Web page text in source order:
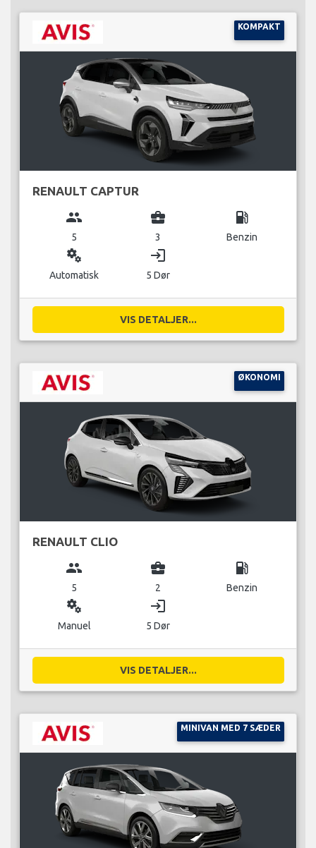
KOMPAKT
RENAULT CAPTUR
group
5
business_center
3
local_gas_station
Benzin
miscellaneous_services
Automatisk
login
5 Dør
VIS DETALJER...
ØKONOMI
RENAULT CLIO
group
5
business_center
2
local_gas_station
Benzin
miscellaneous_services
Manuel
login
5 Dør
VIS DETALJER...
MINIVAN MED 7 SÆDER